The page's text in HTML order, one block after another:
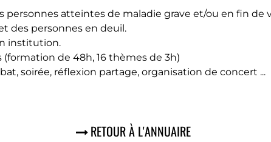
atteintes de maladie grave et/ou en fin de
des personnes en deuil.
institution.
de 48h, 16 thèmes de 3h)
soirée, réflexion partage, organisation de concert ...
RETOUR À L'ANNUAIRE